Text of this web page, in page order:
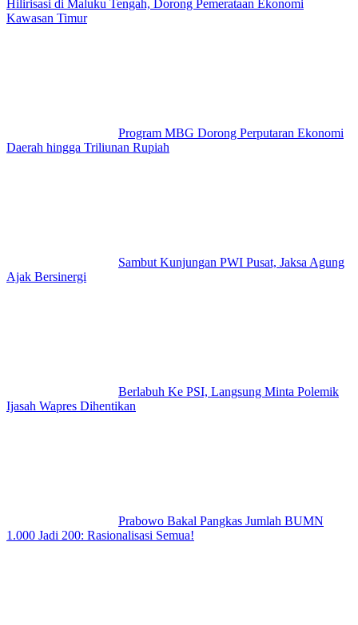
Hilirisasi di Maluku Tengah, Dorong Pemerataan Ekonomi
Kawasan Timur
Program MBG Dorong Perputaran Ekonomi
Daerah hingga Triliunan Rupiah
Sambut Kunjungan PWI Pusat, Jaksa Agung
Ajak Bersinergi
Berlabuh Ke PSI, Langsung Minta Polemik
Ijasah Wapres Dihentikan
Prabowo Bakal Pangkas Jumlah BUMN
1.000 Jadi 200: Rasionalisasi Semua!